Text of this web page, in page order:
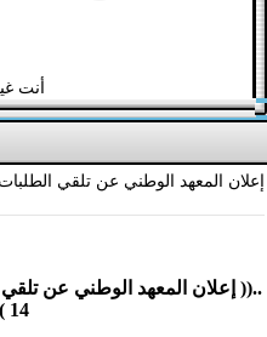
أنت
إعلان المعهد الوطني عن تلقي الطلبات
..(( إعلان المعهد الوطني عن تلقي
14 ))..